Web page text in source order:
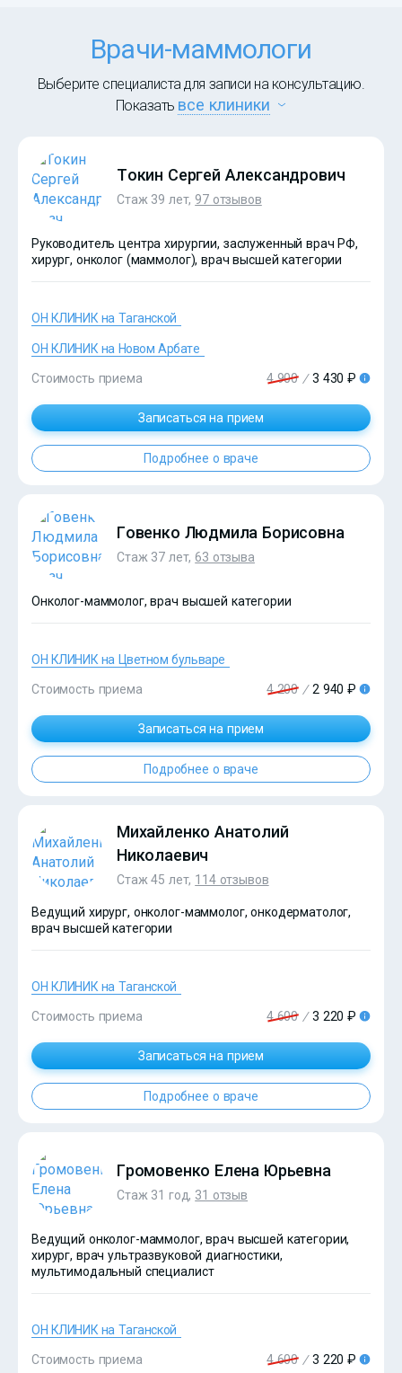
Врачи-маммологи
Выберите специалиста для записи на консультацию.
Показать все клиники
Токин Сергей Александрович
Стаж 39 лет, 97 отзывов
Руководитель центра хирургии, заслуженный врач РФ,
хирург, онколог (маммолог), врач высшей категории
ОН КЛИНИК на Таганской
ОН КЛИНИК на Новом Арбате
Стоимость приема 4 900 / 3 430 ₽
Записаться на прием
Подробнее о враче
?>
Говенко Людмила Борисовна
Стаж 37 лет,63 отзыва
Онколог-маммолог, врач высшей категории
ОН КЛИНИК на Цветном бульваре
Стоимость приема 4 200 / 2 940 ₽
Записаться на прием
Подробнее о враче
Михайленко Анатолий
Николаевич
Стаж 45 лет, 114 отзывов
Ведущий хирург, онколог-маммолог, онкодерматолог,
врач высшей категории
ОН КЛИНИК на Таганской
Стоимость приема 4 600 / 3 220 ₽
Записаться на прием
Подробнее о враче
Громовенко Елена Юрьевна
Стаж 31 год, 31 отзыв
Ведущий онколог-маммолог, врач высшей категории,
хирург, врач ультразвуковой диагностики,
мультимодальный специалист
ОН КЛИНИК на Таганской
Стоимость приема 4 600 / 3 220 ₽